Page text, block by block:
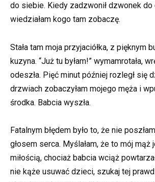
do siebie. Kiedy zadzwonił dzwonek do
wiedziałam kogo tam zobaczę.
Stała tam moja przyjaciółka, z pięknym
kuzyna. “Już tu byłam!” wymamrotała,
odeszła. Pięć minut później rozległ się
drzwiach zobaczyłam mojego męża i
środka. Babcia wyszła.
Fatalnym błędem było to, że nie
głosem serca. Myślałam, że to mój
miłością, chociaż babcia wciąż
nie kąże usuwać dzieci, szukaj tej